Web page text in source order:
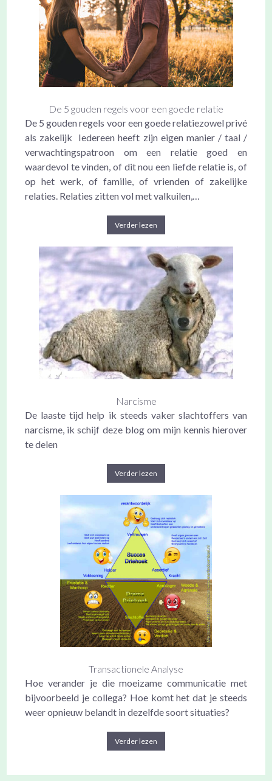
De 5 gouden regels voor een goede relatie
De 5 gouden regels voor een goede relatiezowel privé
als zakelijk Iedereen heeft zijn eigen manier / taal /
verwachtingspatroon om een relatie goed en
waardevol te vinden, of dit nou een liefde relatie is, of
op het werk, of familie, of vrienden of zakelijke
relaties. Relaties zitten vol met valkuilen,…
Verder lezen
Narcisme
De laaste tijd help ik steeds vaker slachtoffers van
narcisme, ik schijf deze blog om mijn kennis hierover
te delen
Verder lezen
Transactionele Analyse
Hoe verander je die moeizame communicatie met
bijvoorbeeld je collega? Hoe komt het dat je steeds
weer opnieuw belandt in dezelfde soort situaties?
Verder lezen